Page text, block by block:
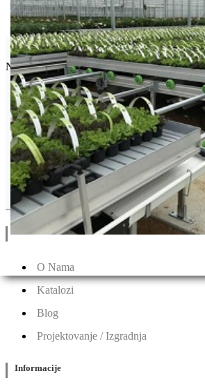
Seminis
Najpoznatija semenska kuća povrća na svetu.
Drugi Proizvodi od Seminis
Linkovi
O Nama
Katalozi
Blog
Projektovanje / Izgradnja
Informacije